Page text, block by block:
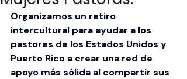
Organizamos un retiro
intercultural para ayudar a los
pastores de los Estados Unidos y
Puerto Rico a crear una red de
apoyo más sólida al compartir sus